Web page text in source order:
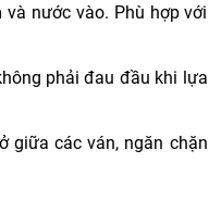
nước vào. Phù hợp với
phải đau đầu khi lựa
giữa các ván, ngăn chặn